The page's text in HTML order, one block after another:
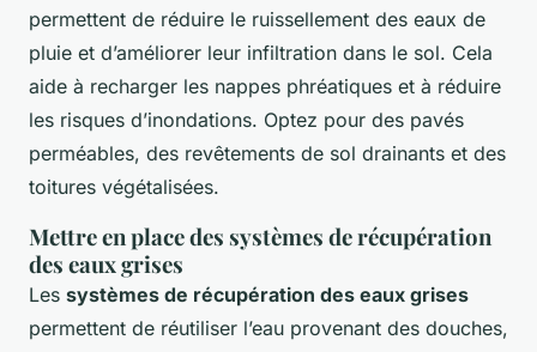
permettent de réduire le ruissellement des eaux de
pluie et d’améliorer leur infiltration dans le sol. Cela
aide à recharger les nappes phréatiques et à réduire
les risques d’inondations. Optez pour des pavés
perméables, des revêtements de sol drainants et des
toitures végétalisées.
Mettre en place des systèmes de récupération
des eaux grises
Les systèmes de récupération des eaux grises
permettent de réutiliser l’eau provenant des douches,